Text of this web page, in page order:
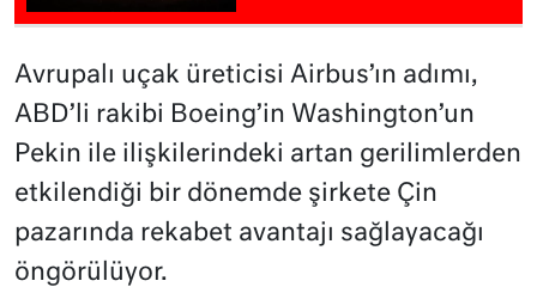
Avrupalı uçak üreticisi Airbus’ın adımı,
ABD’li rakibi Boeing’in Washington’un
Pekin ile ilişkilerindeki artan gerilimlerden
etkilendiği bir dönemde şirkete Çin
pazarında rekabet avantajı sağlayacağı
öngörülüyor.